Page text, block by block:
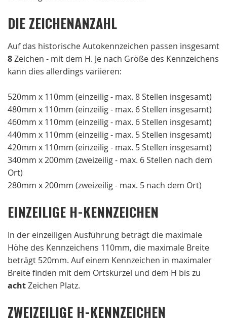
DIE ZEICHENANZAHL
Auf das historische Autokennzeichen passen insgesamt
8Zeichen - mit dem H. Je nach Größe des Kennzeichens
kann dies allerdings variieren:
520mm x 110mm (einzeilig - max. 8 Stellen insgesamt)
480mm x 110mm (einzeilig - max. 6 Stellen insgesamt)
460mm x 110mm (einzeilig - max. 6 Stellen insgesamt)
440mm x 110mm (einzeilig - max. 5 Stellen insgesamt)
420mm x 110mm (einzeilig - max. 5 Stellen insgesamt)
340mm x 200mm (zweizeilig - max. 6 Stellen nach dem
Ort)
280mm x 200mm (zweizeilig - max. 5 nach dem Ort)
EINZEILIGE H-KENNZEICHEN
In der einzeiligen Ausführung beträgt die maximale
Höhe des Kennzeichens 110mm, die maximale Breite
beträgt 520mm. Auf einem Kennzeichen in maximaler
Breite finden mit dem Ortskürzel und dem H bis zu
achtZeichen Platz.
ZWEIZEILIGE H-KENNZEICHEN